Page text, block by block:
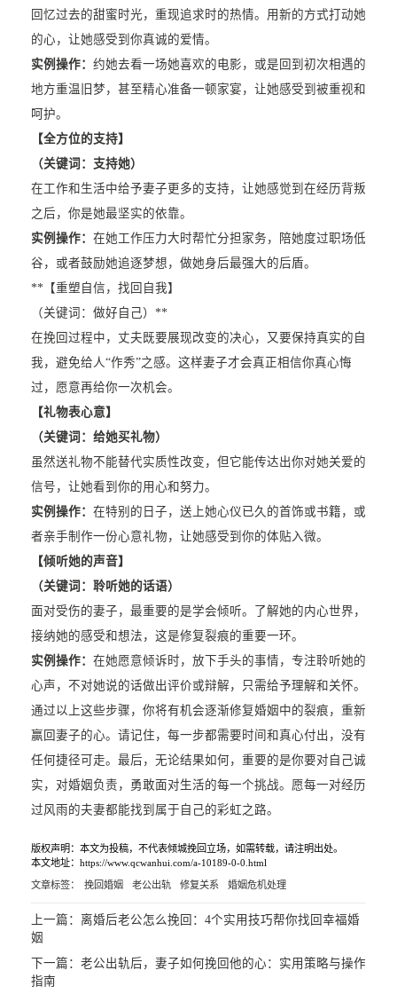
回忆过去的甜蜜时光，重现追求时的热情。用新的方式打动她
的心，让她感受到你真诚的爱情。
实例操作： 约她去看一场她喜欢的电影，或是回到初次相遇的
地方重温旧梦，甚至精心准备一顿家宴，让她感受到被重视和
呵护。
【全方位的支持】
（关键词：支持她）
在工作和生活中给予妻子更多的支持，让她感觉到在经历背叛
之后，你是她最坚实的依靠。
实例操作： 在她工作压力大时帮忙分担家务，陪她度过职场低
谷，或者鼓励她追逐梦想，做她身后最强大的后盾。
**【重塑自信，找回自我】
（关键词：做好自己）**
在挽回过程中，丈夫既要展现改变的决心，又要保持真实的自
我，避免给人“作秀”之感。这样妻子才会真正相信你真心悔
过，愿意再给你一次机会。
【礼物表心意】
（关键词：给她买礼物）
虽然送礼物不能替代实质性改变，但它能传达出你对她关爱的
信号，让她看到你的用心和努力。
实例操作： 在特别的日子，送上她心仪已久的首饰或书籍，或
者亲手制作一份心意礼物，让她感受到你的体贴入微。
【倾听她的声音】
（关键词：聆听她的话语）
面对受伤的妻子，最重要的是学会倾听。了解她的内心世界，
接纳她的感受和想法，这是修复裂痕的重要一环。
实例操作： 在她愿意倾诉时，放下手头的事情，专注聆听她的
心声，不对她说的话做出评价或辩解，只需给予理解和关怀。
通过以上这些步骤，你将有机会逐渐修复婚姻中的裂痕，重新
赢回妻子的心。请记住，每一步都需要时间和真心付出，没有
任何捷径可走。最后，无论结果如何，重要的是你要对自己诚
实，对婚姻负责，勇敢面对生活的每一个挑战。愿每一对经历
过风雨的夫妻都能找到属于自己的彩虹之路。
版权声明：本文为投稿，不代表倾城挽回立场，如需转载，请注明出处。
本文地址：https://www.qcwanhui.com/a-10189-0-0.html
文章标签： 挽回婚姻 老公出轨 修复关系 婚姻危机处理
上一篇： 离婚后老公怎么挽回：4个实用技巧帮你找回幸福婚
姻
下一篇： 老公出轨后，妻子如何挽回他的心：实用策略与操作
指南